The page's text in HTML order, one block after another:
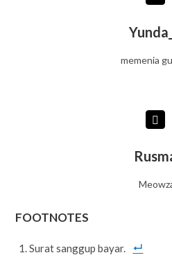
memenia
FOOTNOTES
Surat sanggup bayar.